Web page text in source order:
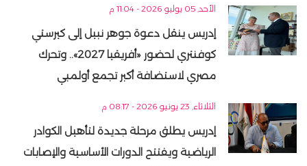
الأحد, 05 يوليو 2026 - 11:04 م
إدريس ينقل دعوة جوهر نبيل إلى كيرستي
كوفنتري لحضور «أفريقيا 2027».. وتحرك
مصري لاستضافة أكبر تجمع أولمبي
الثلاثاء, 23 يونيو 2026 - 08:17 م
إدريس يطلق مرحلة جديدة لتأهيل الكوادر
الرياضية ويفتتح الدورات الأساسية والإصابات